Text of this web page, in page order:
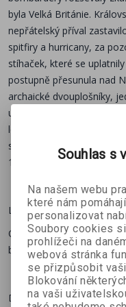
Námořní letouny
Upravené spitfiry,
corsairy a další
Nástup proudového
Encyklopedie vojenství
Další knihy ze série:
Německá letadla 1.
byla Velká Británie.
nepřátelský příval
spitfiry a hurricany, za
stíhaček, které se
postupně přesunula nad
archaické dvouplošníky,
umožnily vybojovat
letouny bojující hlavně v
stíhačky nebo první
116 detailních bokorysů a
Legendární Hurricane
Od vítězství v bitvě o
bitevníku
Dvoumotoráky v boji
Souhlas s
Na našem webu
které nám
personalizovat
Soubory cookies
prohlížeči na
webová stránka
se přizpůsobit
Blokování
na vaši